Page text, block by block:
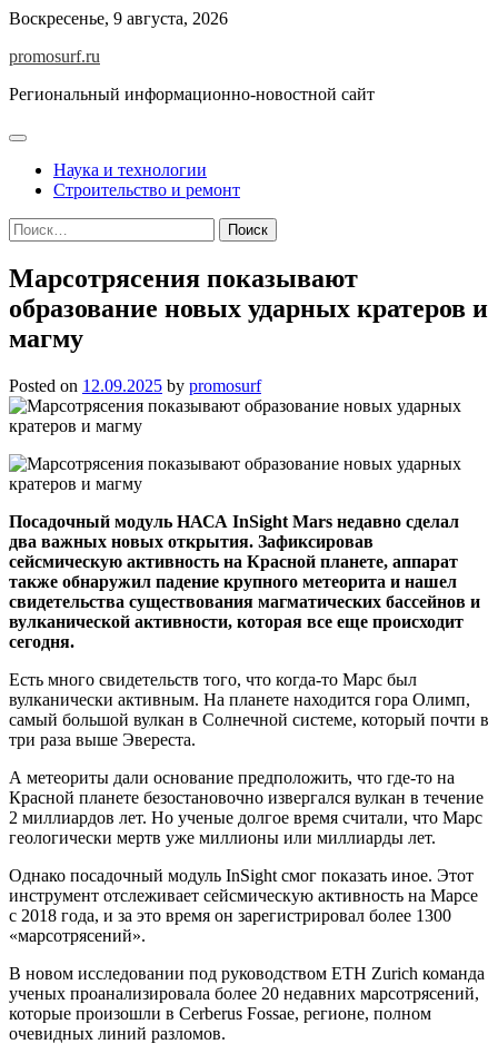
Skip
content
Воскресенье, 9 августа, 2026
promosurf.ru
Региональный информационно-новостной сайт
Наука и технологии
Строительство и ремонт
Найти:
Марсотрясения показывают
образование новых ударных кратеров и
магму
Posted on 12.09.2025 by promosurf
Посадочный модуль НАСА InSight Mars недавно сделал
два важных новых открытия. Зафиксировав
сейсмическую активность на Красной планете, аппарат
также обнаружил падение крупного метеорита и нашел
свидетельства существования магматических бассейнов и
вулканической активности, которая все еще происходит
сегодня.
Есть много свидетельств того, что когда-то Марс был
вулканически активным. На планете находится гора Олимп,
самый большой вулкан в Солнечной системе, который почти в
три раза выше Эвереста.
А метеориты дали основание предположить, что где-то на
Красной планете безостановочно извергался вулкан в течение
2 миллиардов лет. Но ученые долгое время считали, что Марс
геологически мертв уже миллионы или миллиарды лет.
Однако посадочный модуль InSight смог показать иное. Этот
инструмент отслеживает сейсмическую активность на Марсе
с 2018 года, и за это время он зарегистрировал более 1300
«марсотрясений».
В новом исследовании под руководством ETH Zurich команда
ученых проанализировала более 20 недавних марсотрясений,
которые произошли в Cerberus Fossae, регионе, полном
очевидных линий разломов.